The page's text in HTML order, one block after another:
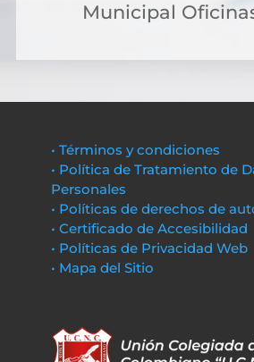
Municipal
• Términos y condiciones
• Política de Tratamiento de
Personales
• Políticas de derechos de
• Certificado de Accesibilidad
• Políticas de Privacidad Web
• Mapa del Sitio